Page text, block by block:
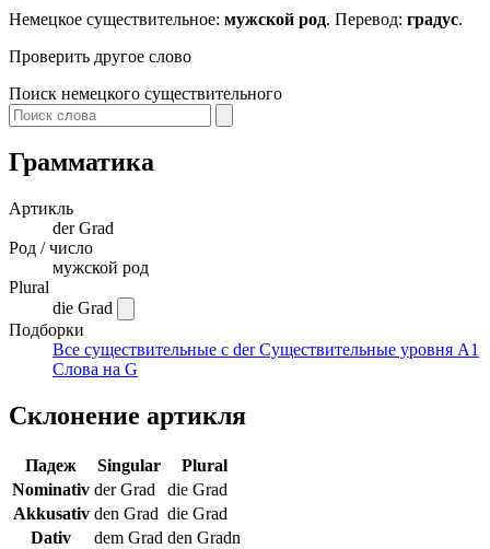
Немецкое существительное: мужской род. Перевод: градус.
Проверить другое слово
Поиск немецкого существительного
Грамматика
Артикль
derGrad
Род / число
мужской род
Plural
die Grad
Подборки
Все существительные с derСуществительные уровня A1
Слова на G
Склонение артикля
Падеж Singular
Plural
Nominativ der Grad
die Grad
Akkusativ den Grad die Grad
Dativ
dem Grad den Gradn